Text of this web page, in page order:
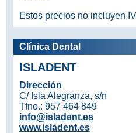
Estos precios no incluyen
Clínica Dental
ISLADENT
Dirección
C/ Isla Alegranza, s/n
Tfno.: 957 464 849
info@isladent.es
www.isladent.es